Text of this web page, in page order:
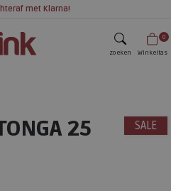
met Klarna!
zoeken
0
Winkeltas
SALE
25